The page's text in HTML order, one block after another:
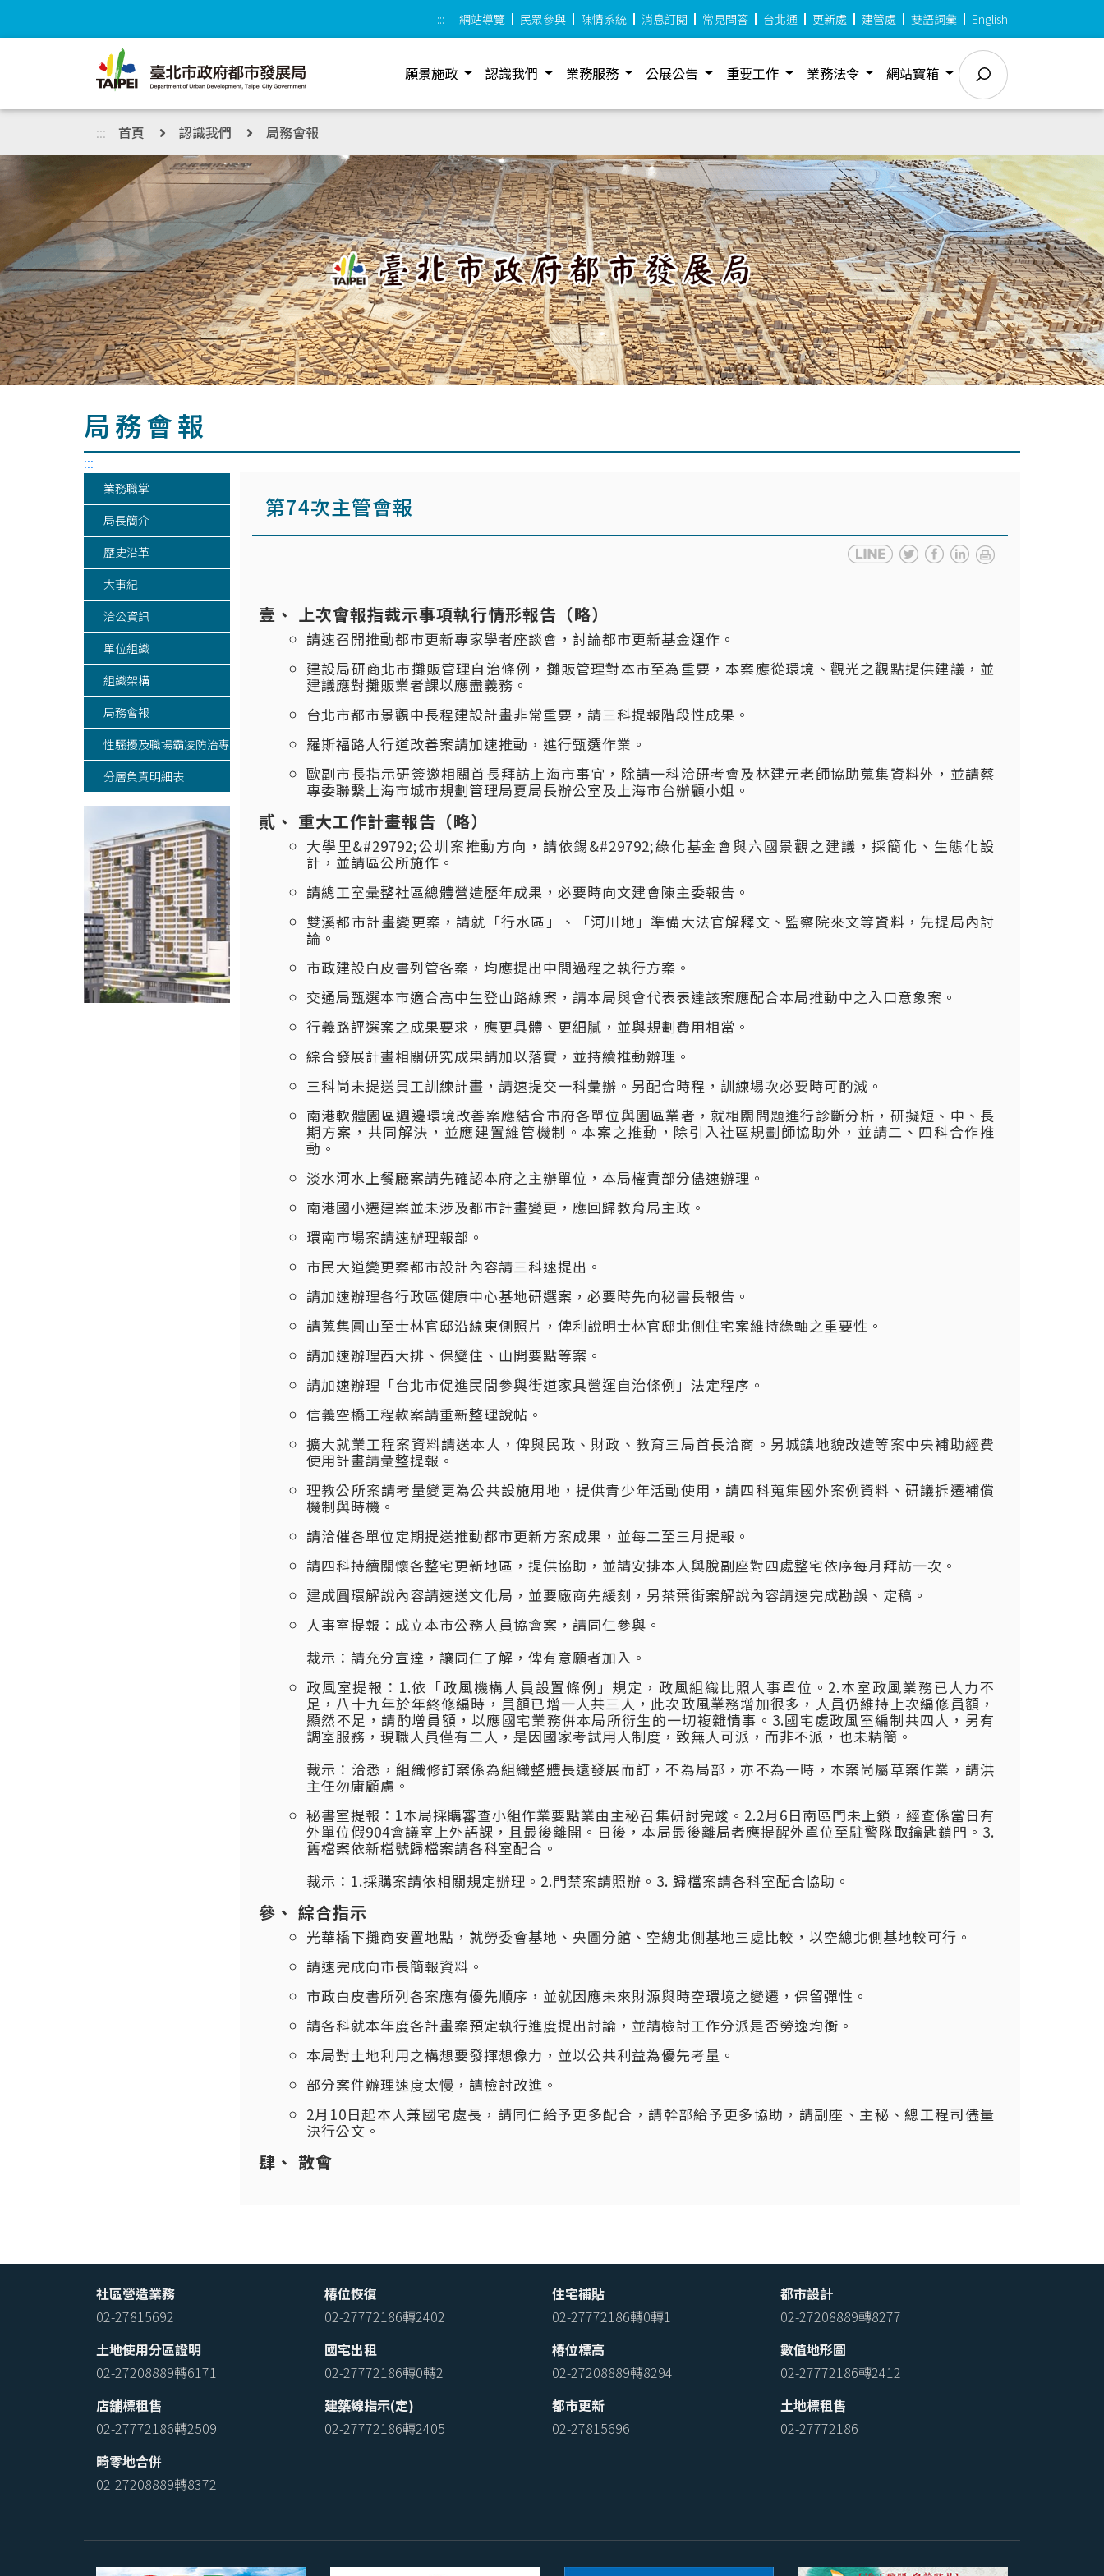
::: 網站導覽 民眾參與 陳情系統 消息訂閱 常見問答 台北通 更新處 建管處 雙語詞彙 English
願景施政 認識我們 業務服務 公展公告 重要工作 業務法令 網站寶箱
::: 首頁 認識我們 局務會報
局務會報
:::
業務職掌
局長簡介
歷史沿革
大事紀
洽公資訊
單位組織
組織架構
局務會報
性騷擾及職場霸凌防治專區
分層負責明細表
第74次主管會報
上次會報指裁示事項執行情形報告（略）
請速召開推動都市更新專家學者座談會，討論都市更新基金運作。
建設局研商北市攤販管理自治條例，攤販管理對本市至為重要，本案應從環境、觀光之觀點提供建議，並
建議應對攤販業者課以應盡義務。
台北市都市景觀中長程建設計畫非常重要，請三科提報階段性成果。
羅斯福路人行道改善案請加速推動，進行甄選作業。
歐副市長指示研簽邀相關首長拜訪上海市事宜，除請一科洽研考會及林建元老師協助蒐集資料外，並請蔡
專委聯繫上海市城市規劃管理局夏局長辦公室及上海市台辦顧小姐。
重大工作計畫報告（略）
大學里&#29792;公圳案推動方向，請依錫&#29792;綠化基金會與六國景觀之建議，採簡化、生態化設
計，並請區公所施作。
請總工室彙整社區總體營造歷年成果，必要時向文建會陳主委報告。
雙溪都市計畫變更案，請就「行水區」、「河川地」準備大法官解釋文、監察院來文等資料，先提局內討
論。
市政建設白皮書列管各案，均應提出中間過程之執行方案。
交通局甄選本市適合高中生登山路線案，請本局與會代表表達該案應配合本局推動中之入口意象案。
行義路評選案之成果要求，應更具體、更細膩，並與規劃費用相當。
綜合發展計畫相關研究成果請加以落實，並持續推動辦理。
三科尚未提送員工訓練計畫，請速提交一科彙辦。另配合時程，訓練場次必要時可酌減。
南港軟體園區週邊環境改善案應結合市府各單位與園區業者，就相關問題進行診斷分析，研擬短、中、長
期方案，共同解決，並應建置維管機制。本案之推動，除引入社區規劃師協助外，並請二、四科合作推
動。
淡水河水上餐廳案請先確認本府之主辦單位，本局權責部分儘速辦理。
南港國小遷建案並未涉及都市計畫變更，應回歸教育局主政。
環南市場案請速辦理報部。
市民大道變更案都市設計內容請三科速提出。
請加速辦理各行政區健康中心基地研選案，必要時先向秘書長報告。
請蒐集圓山至士林官邸沿線東側照片，俾利說明士林官邸北側住宅案維持綠軸之重要性。
請加速辦理西大排、保變住、山開要點等案。
請加速辦理「台北市促進民間參與街道家具營運自治條例」法定程序。
信義空橋工程款案請重新整理說帖。
擴大就業工程案資料請送本人，俾與民政、財政、教育三局首長洽商。另城鎮地貌改造等案中央補助經費
使用計畫請彙整提報。
理教公所案請考量變更為公共設施用地，提供青少年活動使用，請四科蒐集國外案例資料、研議拆遷補償
機制與時機。
請洽催各單位定期提送推動都市更新方案成果，並每二至三月提報。
請四科持續關懷各整宅更新地區，提供協助，並請安排本人與脫副座對四處整宅依序每月拜訪一次。
建成圓環解說內容請速送文化局，並要廠商先緩刻，另茶葉街案解說內容請速完成勘誤、定稿。
人事室提報：成立本市公務人員協會案，請同仁參與。
裁示：請充分宣達，讓同仁了解，俾有意願者加入。
政風室提報：1.依「政風機構人員設置條例」規定，政風組織比照人事單位。2.本室政風業務已人力不
足，八十九年於年終修編時，員額已增一人共三人，此次政風業務增加很多，人員仍維持上次編修員額，
顯然不足，請酌增員額，以應國宅業務併本局所衍生的一切複雜情事。3.國宅處政風室編制共四人，另有
調室服務，現職人員僅有二人，是因國家考試用人制度，致無人可派，而非不派，也未精簡。
裁示：洽悉，組織修訂案係為組織整體長遠發展而訂，不為局部，亦不為一時，本案尚屬草案作業，請洪
主任勿庸顧慮。
秘書室提報：1本局採購審查小組作業要點業由主秘召集研討完竣。2.2月6日南區門未上鎖，經查係當日有
外單位假904會議室上外語課，且最後離開。日後，本局最後離局者應提醒外單位至駐警隊取鑰匙鎖門。3.
舊檔案依新檔號歸檔案請各科室配合。
裁示：1.採購案請依相關規定辦理。2.門禁案請照辦。3. 歸檔案請各科室配合協助。
綜合指示
光華橋下攤商安置地點，就勞委會基地、央圖分館、空總北側基地三處比較，以空總北側基地較可行。
請速完成向市長簡報資料。
市政白皮書所列各案應有優先順序，並就因應未來財源與時空環境之變遷，保留彈性。
請各科就本年度各計畫案預定執行進度提出討論，並請檢討工作分派是否勞逸均衡。
本局對土地利用之構想要發揮想像力，並以公共利益為優先考量。
部分案件辦理速度太慢，請檢討改進。
2月10日起本人兼國宅處長，請同仁給予更多配合，請幹部給予更多協助，請副座、主秘、總工程司儘量
決行公文。
散會
社區營造業務
02-27815692
椿位恢復
02-27772186轉2402
住宅補貼
02-27772186轉0轉1
都市設計
02-27208889轉8277
土地使用分區證明
02-27208889轉6171
國宅出租
02-27772186轉0轉2
椿位標高
02-27208889轉8294
數值地形圖
02-27772186轉2412
店舖標租售
02-27772186轉2509
建築線指示(定)
02-27772186轉2405
都市更新
02-27815696
土地標租售
02-27772186
畸零地合併
02-27208889轉8372